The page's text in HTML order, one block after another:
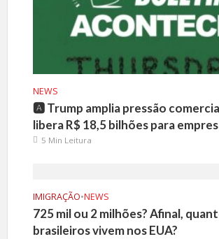
NEWS
🅰️ Trump amplia pressão
libera R$ 18,5 bilhões para
5 Min Leitura
IMIGRAÇÃO•NEWS
725 mil ou 2 milhões? Afinal,
brasileiros vivem nos EUA?